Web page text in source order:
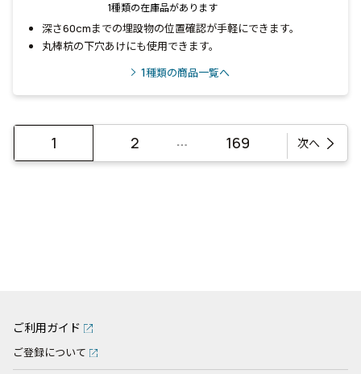
1種類の在庫品があります
深さ60cmまでの埋設物の位置確認が手軽にできます。
丸棒杭の下穴あけにも使用できます。
1種類の商品一覧へ
1 2 … 169 次へ
ご利用ガイド
ご登録について